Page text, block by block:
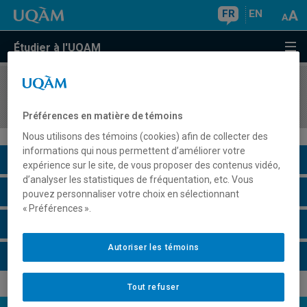
FR EN
Étudier à l'UQAM
COURS//
Description du cours
Horaire - Été 2026
Préférences en matière de témoins
Nous utilisons des témoins (cookies) afin de collecter des
informations qui nous permettent d’améliorer votre
expérience sur le site, de vous proposer des contenus vidéo,
d’analyser les statistiques de fréquentation, etc. Vous
pouvez personnaliser votre choix en sélectionnant
« Préférences ».
Tout refuser
Autoriser les témoins